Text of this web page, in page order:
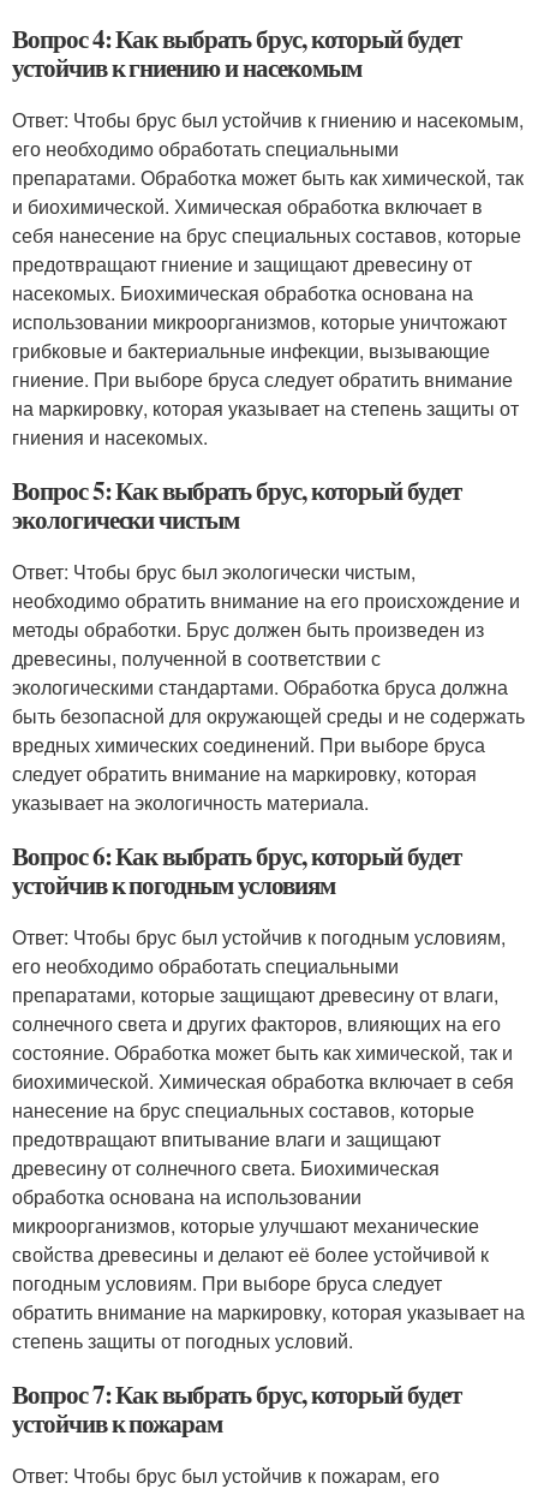
Вопрос 4: Как выбрать брус, который будет
устойчив к гниению и насекомым
Ответ: Чтобы брус был устойчив к гниению и насекомым,
его необходимо обработать специальными
препаратами. Обработка может быть как химической, так
и биохимической. Химическая обработка включает в
себя нанесение на брус специальных составов, которые
предотвращают гниение и защищают древесину от
насекомых. Биохимическая обработка основана на
использовании микроорганизмов, которые уничтожают
грибковые и бактериальные инфекции, вызывающие
гниение. При выборе бруса следует обратить внимание
на маркировку, которая указывает на степень защиты от
гниения и насекомых.
Вопрос 5: Как выбрать брус, который будет
экологически чистым
Ответ: Чтобы брус был экологически чистым,
необходимо обратить внимание на его происхождение и
методы обработки. Брус должен быть произведен из
древесины, полученной в соответствии с
экологическими стандартами. Обработка бруса должна
быть безопасной для окружающей среды и не содержать
вредных химических соединений. При выборе бруса
следует обратить внимание на маркировку, которая
указывает на экологичность материала.
Вопрос 6: Как выбрать брус, который будет
устойчив к погодным условиям
Ответ: Чтобы брус был устойчив к погодным условиям,
его необходимо обработать специальными
препаратами, которые защищают древесину от влаги,
солнечного света и других факторов, влияющих на его
состояние. Обработка может быть как химической, так и
биохимической. Химическая обработка включает в себя
нанесение на брус специальных составов, которые
предотвращают впитывание влаги и защищают
древесину от солнечного света. Биохимическая
обработка основана на использовании
микроорганизмов, которые улучшают механические
свойства древесины и делают её более устойчивой к
погодным условиям. При выборе бруса следует
обратить внимание на маркировку, которая указывает на
степень защиты от погодных условий.
Вопрос 7: Как выбрать брус, который будет
устойчив к пожарам
Ответ: Чтобы брус был устойчив к пожарам, его